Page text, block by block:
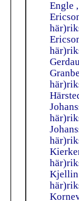
Engle
Kjellin